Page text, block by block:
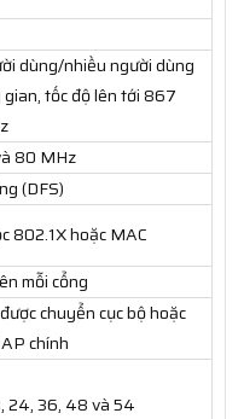
dùng/nhiều người dùng
tốc độ lên tới 867
80 MHz
(DFS)
802.1X hoặc MAC
mỗi cổng
chuyển cục bộ hoặc
chính
24, 36, 48 và 54